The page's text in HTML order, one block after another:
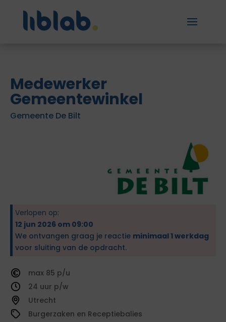
Medewerker
Gemeentewinkel
Gemeente De Bilt
Verlopen op:
12 jun 2026 om 09:00
We ontvangen graag je reactie minimaal 1 werkdag
voor sluiting van de opdracht.
85
24
Utrecht
Burgerzaken en Receptiebalies